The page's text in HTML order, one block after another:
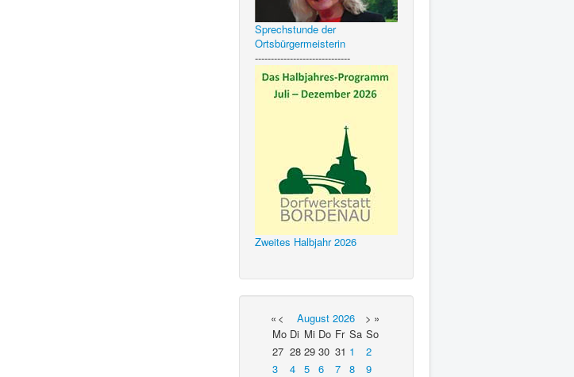
Sprechstunde der
Ortsbürgermeisterin
------------------------------
Zweites Halbjahr 2026
« < August 2026 > »
Mo Di Mi Do Fr Sa So
27 28 29 30 31 1
2
3
4 5 6 7 8
9